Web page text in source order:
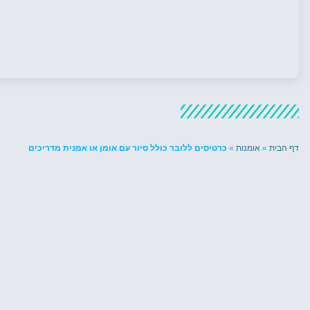
דף הבית » אומנות » כרטיסים ללובר כולל סיור עם אומן או אמנית מדריכים